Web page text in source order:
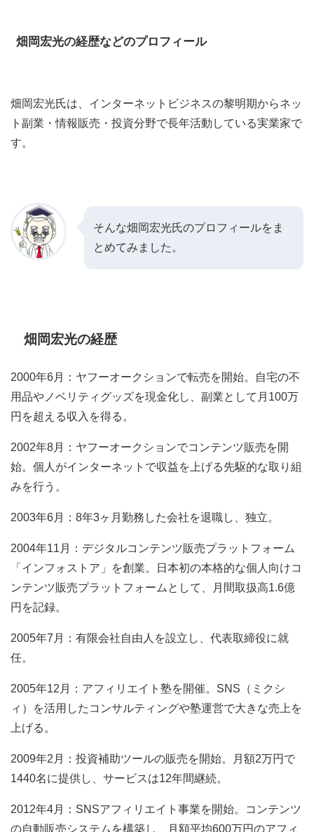
畑岡宏光の経歴などのプロフィール
畑岡宏光氏は、 インターネットビジネスの黎明期からネッ
ト副業・情報販売・投資分野で長年活動している実業家で
す。
そんな畑岡宏光氏のプロフィールをま
とめてみました。
畑岡宏光の経歴
2000年6月：ヤフーオークションで転売を開始。自宅の不
用品やノベリティグッズを現金化し、副業として月100万
円を超える収入を得る。
2002年8月：ヤフーオークションでコンテンツ販売を開
始。個人がインターネットで収益を上げる先駆的な取り組
みを行う。
2003年6月：8年3ヶ月勤務した会社を退職し、独立。
2004年11月：デジタルコンテンツ販売プラットフォーム
「インフォストア」を創業。日本初の本格的な個人向けコ
ンテンツ販売プラットフォームとして、月間取扱高1.6億
円を記録。
2005年7月：有限会社自由人を設立し、代表取締役に就
任。
2005年12月：アフィリエイト塾を開催。SNS（ミクシ
ィ）を活用したコンサルティングや塾運営で大きな売上を
上げる。
2009年2月：投資補助ツールの販売を開始。月額2万円で
1440名に提供し、サービスは12年間継続。
2012年4月：SNSアフィリエイト事業を開始。コンテンツ
の自動販売システムを構築し、月額平均600万円のアフィ